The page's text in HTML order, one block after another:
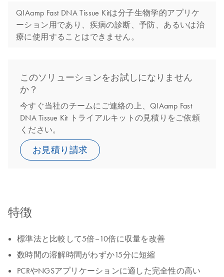
QIAamp Fast DNA Tissue Kitは分子生物学的アプリケ
ーション用であり、疾病の診断、予防、あるいは治
療に使用することはできません。
このソリューションをお試しになりません
か？
今すぐ当社のチームにご連絡の上、QIAamp Fast
DNA Tissue Kit トライアルキットの見積りをご依頼
ください。
お見積り請求
特徴
標準法と比較して5倍–10倍に収量を改善
数時間の溶解時間がわずか15分に短縮
PCRやNGSアプリケーションに適した完全性の高い